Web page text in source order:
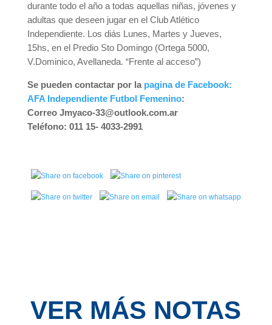
durante todo el año a todas aquellas niñas, jóvenes y
adultas que deseen jugar en el Club Atlético
Independiente. Los diás Lunes, Martes y Jueves,
15hs, en el Predio Sto Domingo (Ortega 5000,
V.Dominico, Avellaneda. “Frente al acceso”)
Se pueden contactar por la pagina de Facebook:
AFA Independiente Futbol Femenino:
Correo Jmyaco-33@outlook.com.ar
Teléfono: 011 15- 4033-2991
VER MÁS NOTAS